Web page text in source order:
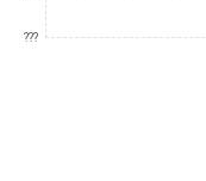
???